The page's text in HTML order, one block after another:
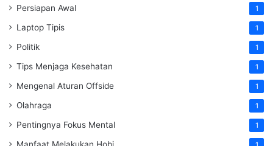
Persiapan Awal 1
Laptop Tipis 1
Politik 1
Tips Menjaga Kesehatan 1
Mengenal Aturan Offside 1
Olahraga 1
Pentingnya Fokus Mental 1